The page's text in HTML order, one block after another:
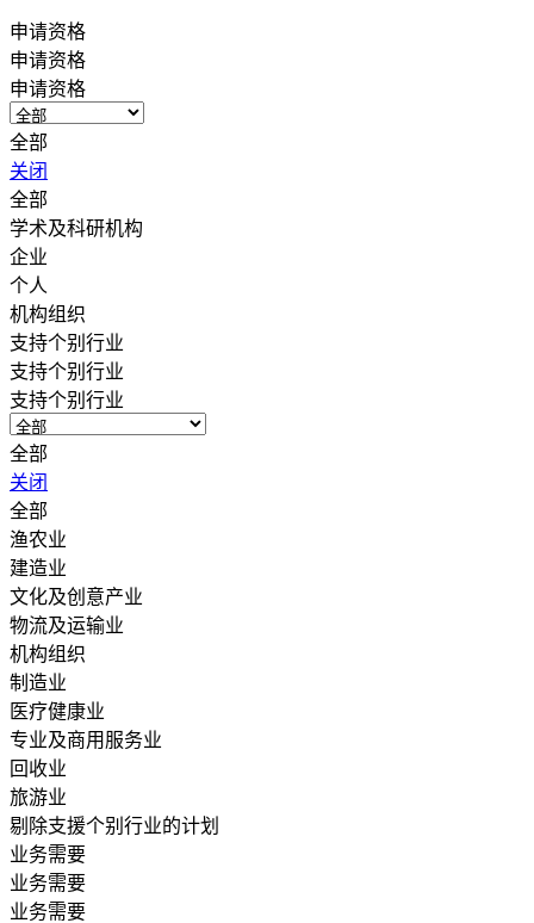
申请资格
申请资格
申请资格
全部
关闭
全部
学术及科研机构
企业
个人
机构组织
支持个别行业
支持个别行业
支持个别行业
全部
关闭
全部
渔农业
建造业
文化及创意产业
物流及运输业
机构组织
制造业
医疗健康业
专业及商用服务业
回收业
旅游业
剔除支援个别行业的计划
业务需要
业务需要
业务需要